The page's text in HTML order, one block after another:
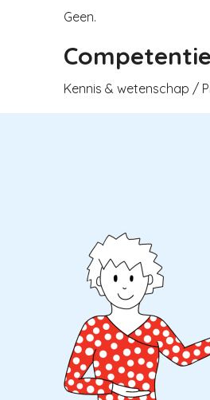
Geen.
Kennis & wetenschap /